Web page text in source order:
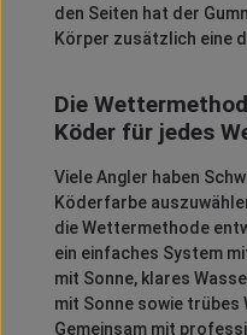
den Seiten hat der
Körper zusätzlich eine
Die
Köder für jedes
Viele Angler haben
Köderfarbe
die Wettermethode
ein einfaches System
mit Sonne, klares
mit Sonne sowie trübes
Gemeinsam mit